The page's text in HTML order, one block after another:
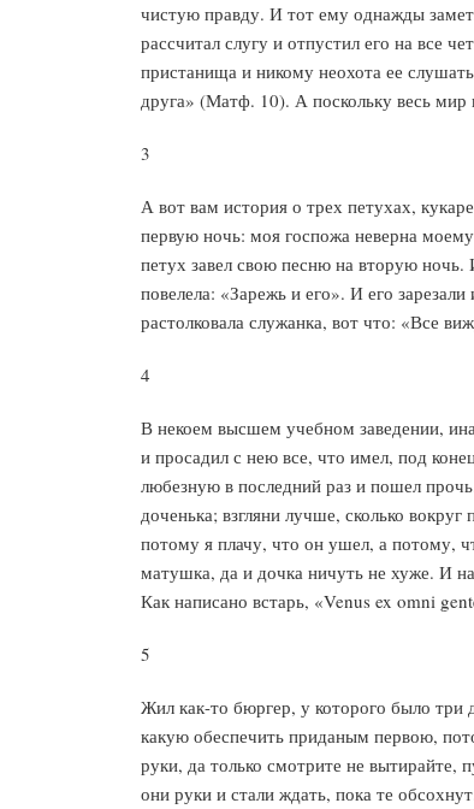
чистую правду. И тот ему однажды
рассчитал слугу и отпустил его на все
пристанища и никому неохота ее
друга» (Матф. 10). А поскольку весь мир
3
А вот вам история о трех петухах,
первую ночь: моя госпожа неверна
петух завел свою песню на вторую
повелела: «Зарежь и его». И его
растолковала служанка, вот что: «Все
4
В некоем высшем учебном заведении,
и просадил с нею все, что имел, под
любезную в последний раз и пошел
доченька; взгляни лучше, сколько
потому я плачу, что он ушел, а потому,
матушка, да и дочка ничуть не хуже. И
Как написано встарь, «Venus ex omni
5
Жил как-то бюргер, у которого было три
какую обеспечить приданым первою,
руки, да только смотрите не
они руки и стали ждать, пока те